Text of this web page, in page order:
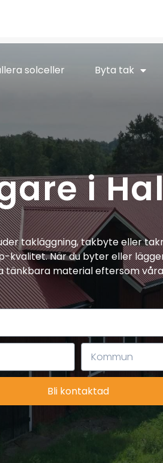
solceller Byta tak
i
takläggning, takbyte eller
kvalitet. När du byter eller
tänkbara material eftersom
Bli kontaktad